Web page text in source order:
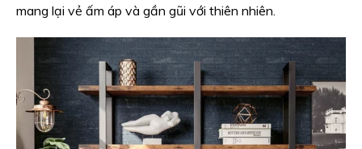
mang lại vẻ ấm áp và gần gũi với thiên nhiên.